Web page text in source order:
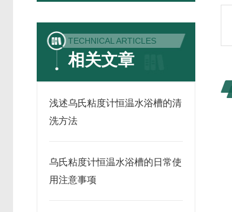
TECHNICAL ARTICLES
相关文章
浅述乌氏粘度计恒温水浴槽的清
洗方法
乌氏粘度计恒温水浴槽的日常使
用注意事项